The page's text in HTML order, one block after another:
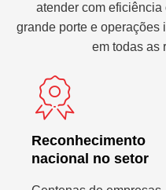
atender com
grande porte e operações
em todas as
Reconhecimento
nacional no setor